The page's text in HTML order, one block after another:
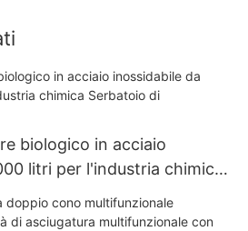
biologico in acciaio
litri per l'industria chimica
biologica